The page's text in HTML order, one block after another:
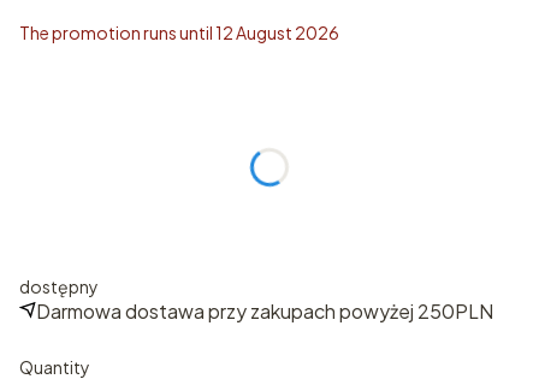
The promotion runs until 12 August 2026
dostępny
Darmowa dostawa przy zakupach powyżej 250PLN
Quantity